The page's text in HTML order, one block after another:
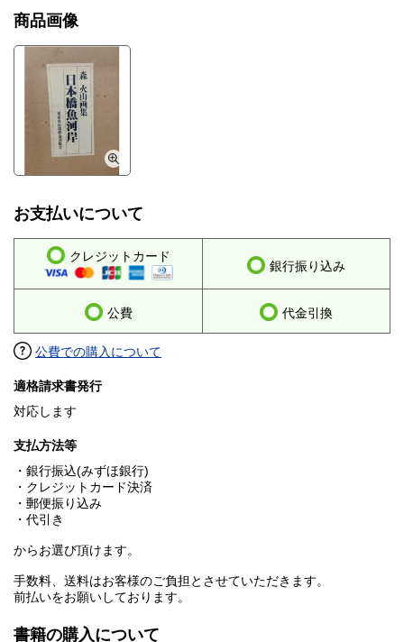
商品画像
お支払いについて
クレジットカード
銀行振り込み
公費 代金引換
公費での購入について
適格請求書発行
対応します
支払方法等
・銀行振込(みずほ銀行)
・クレジットカード決済
・郵便振り込み
・代引き
からお選び頂けます。
手数料、送料はお客様のご負担とさせていただきます。
前払いをお願いしております。
書籍の購入について